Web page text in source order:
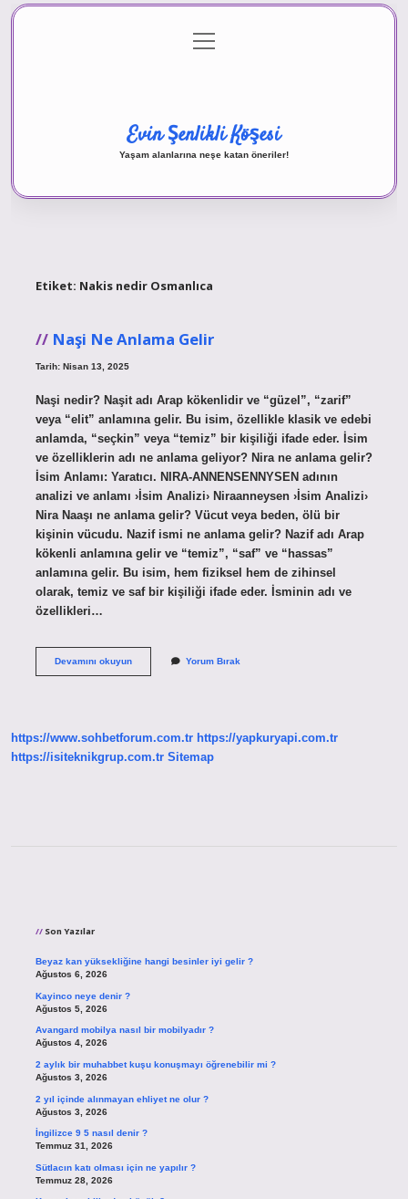
Gizlilik Politikası
menüyü
aç
Evin Şenlikli Köşesi
Yaşam alanlarına neşe katan öneriler!
Etiket: Nakis nedir Osmanlıca
Naşi Ne Anlama Gelir
Tarih: Nisan 13, 2025
Naşi nedir? Naşit adı Arap kökenlidir ve “güzel”, “zarif”
veya “elit” anlamına gelir. Bu isim, özellikle klasik ve edebi
anlamda, “seçkin” veya “temiz” bir kişiliği ifade eder. İsim
ve özelliklerin adı ne anlama geliyor? Nira ne anlama gelir?
İsim Anlamı: Yaratıcı. NIRA-ANNENSENNYSEN adının
analizi ve anlamı ›İsim Analizi› Niraanneysen ›İsim Analizi›
Nira Naaşı ne anlama gelir? Vücut veya beden, ölü bir
kişinin vücudu. Nazif ismi ne anlama gelir? Nazif adı Arap
kökenli anlamına gelir ve “temiz”, “saf” ve “hassas”
anlamına gelir. Bu isim, hem fiziksel hem de zihinsel
olarak, temiz ve saf bir kişiliği ifade eder. İsminin adı ve
özellikleri…
Devamını okuyunNaşi
Yorum Bırak
https://www.sohbetforum.com.tr https://yapkuryapi.com.tr
https://isiteknikgrup.com.tr Sitemap
Son Yazılar
Beyaz kan yüksekliğine hangi besinler iyi gelir ?
Ağustos 6, 2026
Kayinco neye denir ?
Ağustos 5, 2026
Avangard mobilya nasıl bir mobilyadır ?
Ağustos 4, 2026
2 aylık bir muhabbet kuşu konuşmayı öğrenebilir mi ?
Ağustos 3, 2026
2 yıl içinde alınmayan ehliyet ne olur ?
Ağustos 3, 2026
İngilizce 9 5 nasıl denir ?
Temmuz 31, 2026
Sütlacın katı olması için ne yapılır ?
Temmuz 28, 2026